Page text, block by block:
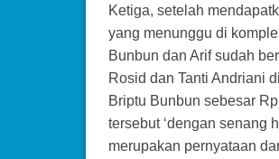
Ketiga, setelah
yang menunggu di
Bunbun dan Arif sudah
Rosid dan Tanti Andriani
Briptu Bunbun sebesar
tersebut ‘dengan senang
merupakan pernyataan